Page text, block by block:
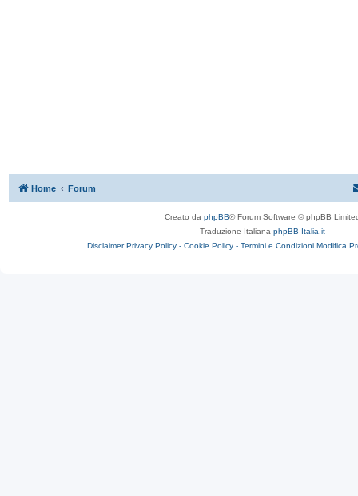
Home Forum
Creato da phpBB® Forum Software © phpBB
Traduzione Italiana phpBB-Italia.it
Disclaimer Privacy Policy - Cookie Policy - Termini e Condizioni Modifica